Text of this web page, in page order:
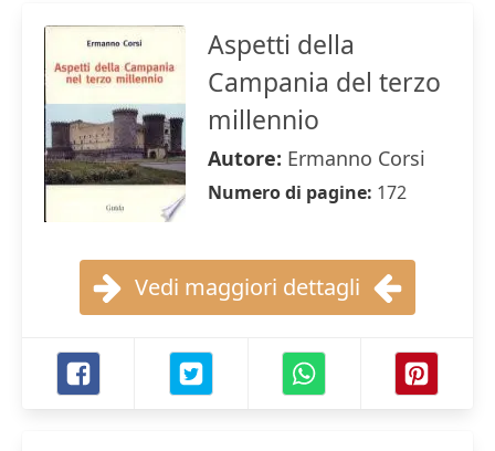
Aspetti della
Campania del terzo
millennio
Autore: Ermanno Corsi
Numero di pagine: 172
Vedi maggiori dettagli